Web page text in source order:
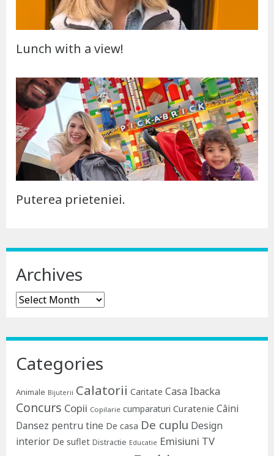
Lunch with a view!
Puterea prieteniei.
Archives
Archives
Categories
Animale Bijuterii Calatorii Caritate Casa Ibacka
Concurs Copii Copilarie cumparaturi Curatenie Câini
Dansez pentru tine De casa De cuplu Design
interior De suflet Distractie Educatie Emisiuni TV